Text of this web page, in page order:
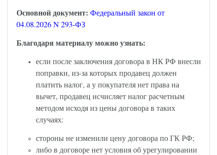
Основной документ: Федеральный закон от
04.08.2026 N 293-ФЗ
Благодаря материалу можно узнать:
если после заключения договора в НК РФ внесли
поправки, из-за которых продавец должен
платить налог, а у покупателя нет права на
вычет, продавец исчисляет налог расчетным
методом исходя из цены договора в таких
случаях:
стороны не изменили цену договора по ГК РФ;
либо в договоре нет условия об урегулировании